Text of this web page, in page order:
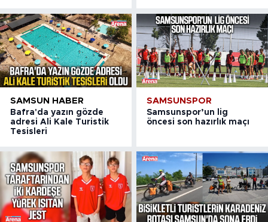
SAMSUN HABER
Bafra'da yazın gözde
adresi Ali Kale Turistik
Tesisleri
SAMSUNSPOR
Samsunspor’un lig
öncesi son hazırlık maçı